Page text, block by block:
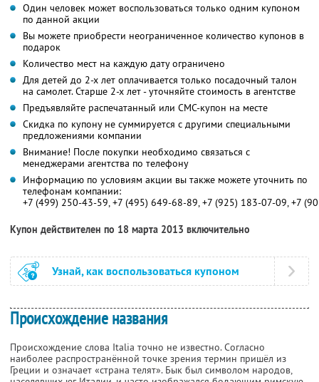
Один человек может воспользоваться только одним купоном
по данной акции
Вы можете приобрести неограниченное количество купонов в
подарок
Количество мест на каждую дату ограничено
Для детей до 2-х лет оплачивается только посадочный талон
на самолет. Старше 2-х лет - уточняйте стоимость в агентстве
Предъявляйте распечатанный или СМС-купон на месте
Скидка по купону не суммируется с другими специальными
предложениями компании
Внимание! После покупки необходимо связаться с
менеджерами агентства по телефону
Информацию по условиям акции вы также можете уточнить по
телефонам компании:
+7 (499) 250-43-59, +7 (495) 649-68-89, +7 (925) 183-07-09, +7
Купон действителен по 18 марта 2013 включительно
Узнай, как воспользоваться купоном
Происхождение названия
Происхождение слова Italia точно не известно. Согласно
наиболее распространённой точке зрения термин пришёл из
Греции и означает «страна телят». Бык был символом народов,